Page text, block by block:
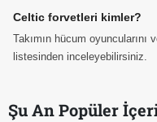
Celtic forvetleri kimler?
Takımın hücum oyuncularını
listesinden inceleyebilirsiniz.
Şu An Popüler